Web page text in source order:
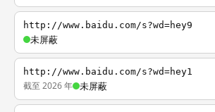
http://www.baidu.com/s?wd=hey9
未屏蔽
http://www.baidu.com/s?wd=hey1
截至 2026 年 未屏蔽